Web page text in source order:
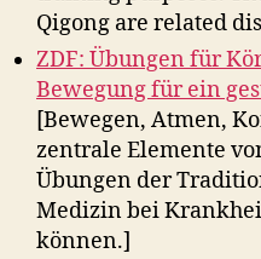
Qigong are related
ZDF: Übungen für
Bewegung für ein
[Bewegen, Atmen,
zentrale Elemente
Übungen der
Medizin bei
können.]